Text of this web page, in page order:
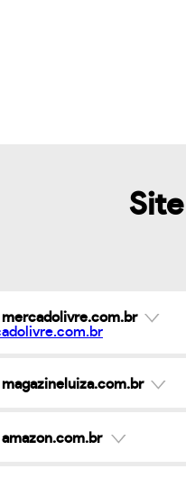
mercadolivre.com.br
magazineluiza.com.br
amazon.com.br